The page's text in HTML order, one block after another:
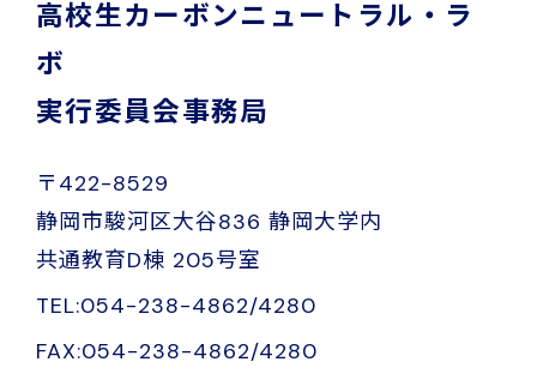
高校生カーボンニュートラル・ラ
ボ
実行委員会事務局
〒422-8529
静岡市駿河区大谷836 静岡大学内
共通教育D棟 205号室
TEL:054-238-4862/4280
FAX:054-238-4862/4280